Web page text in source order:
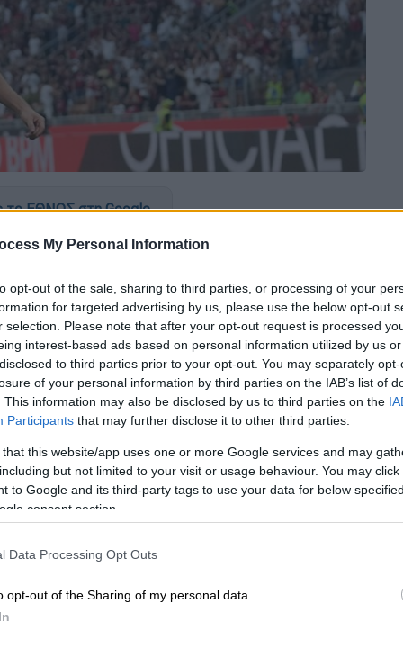
My Personal Information
opt-out of the sale, sharing to third parties, or processing of your
for targeted advertising by us, please use the below opt-out
selection. Please note that after your opt-out request is processed
interest-based ads based on personal information utilized by us
to third parties prior to your opt-out. You may separately
of your personal information by third parties on the IAB’s list of
This information may also be disclosed by us to third parties on the
Participants that may further disclose it to other third parties.
that this website/app uses one or more Google services and may
but not limited to your visit or usage behaviour. You may
to Google and its third-party tags to use your data for below
consent section.
Data Processing Opt Outs
opt-out of the Sharing of my personal data.
το ΕΘΝΟΣ στη Google
Serie A
ενάμισι λεπτό για να σκοράρει, στην
η ομάδα του Σιμόνε Ιντζάγκι έφτασε
1 τη Λέτσε στο «Βία ντελ Μάρε». Το
για να «καθαρίσουν» το παιχνίδι οι
αρχές του β΄ μέρους από τον Σισέι. Στη
μέχρι να φτάσουμε στο 5ο λεπτό
(που είχε μπει αλλαγή και νωρίτερα είχε
κόρνερ και χάρισε στην ομάδα
καλωσόρισε στη Serie A τη
νικώντας τη σχετικά εύκολα με